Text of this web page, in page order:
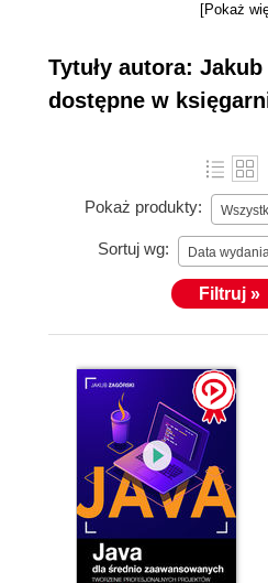
[Pokaż
Tytuły autora:
dostępne w
Pokaż produkty:
Sortuj wg: Data
Filtruj »